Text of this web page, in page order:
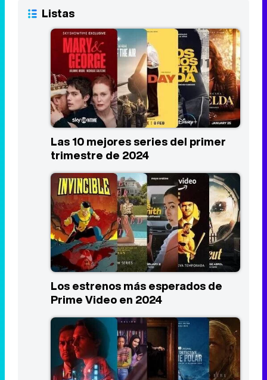
Listas
Las 10 mejores series del primer
trimestre de 2024
Los estrenos más esperados de
Prime Video en 2024